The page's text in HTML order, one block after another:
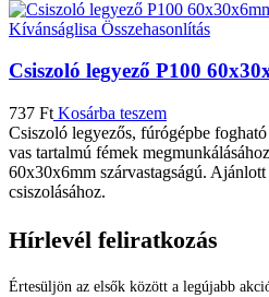
Kívánságlisa Összehasonlítás
Csiszoló legyező P100
737 Ft Kosárba teszem
Csiszoló legyezős, fúrógépbe
vas tartalmú fémek
60x30x6mm szárvastagságú.
csiszolásához.
Hírlevél feliratkozás
Értesüljön az elsők között a legújabb